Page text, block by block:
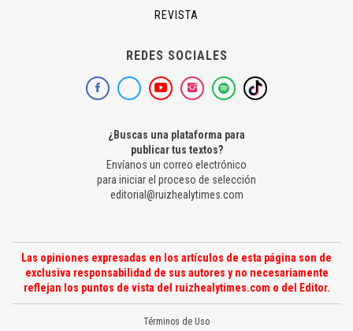
REVISTA
REDES SOCIALES
¿Buscas una plataforma para
publicar tus textos?
Envíanos un correo electrónico
para iniciar el proceso de selección
editorial@ruizhealytimes.com
Las opiniones expresadas en los artículos de esta página son de
exclusiva responsabilidad de sus autores y no necesariamente
reflejan los puntos de vista del ruizhealytimes.com o del Editor.
Términos de Uso